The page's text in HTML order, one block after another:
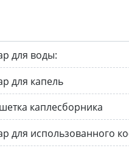
для воды:
для капель
каплесборника
для использованного